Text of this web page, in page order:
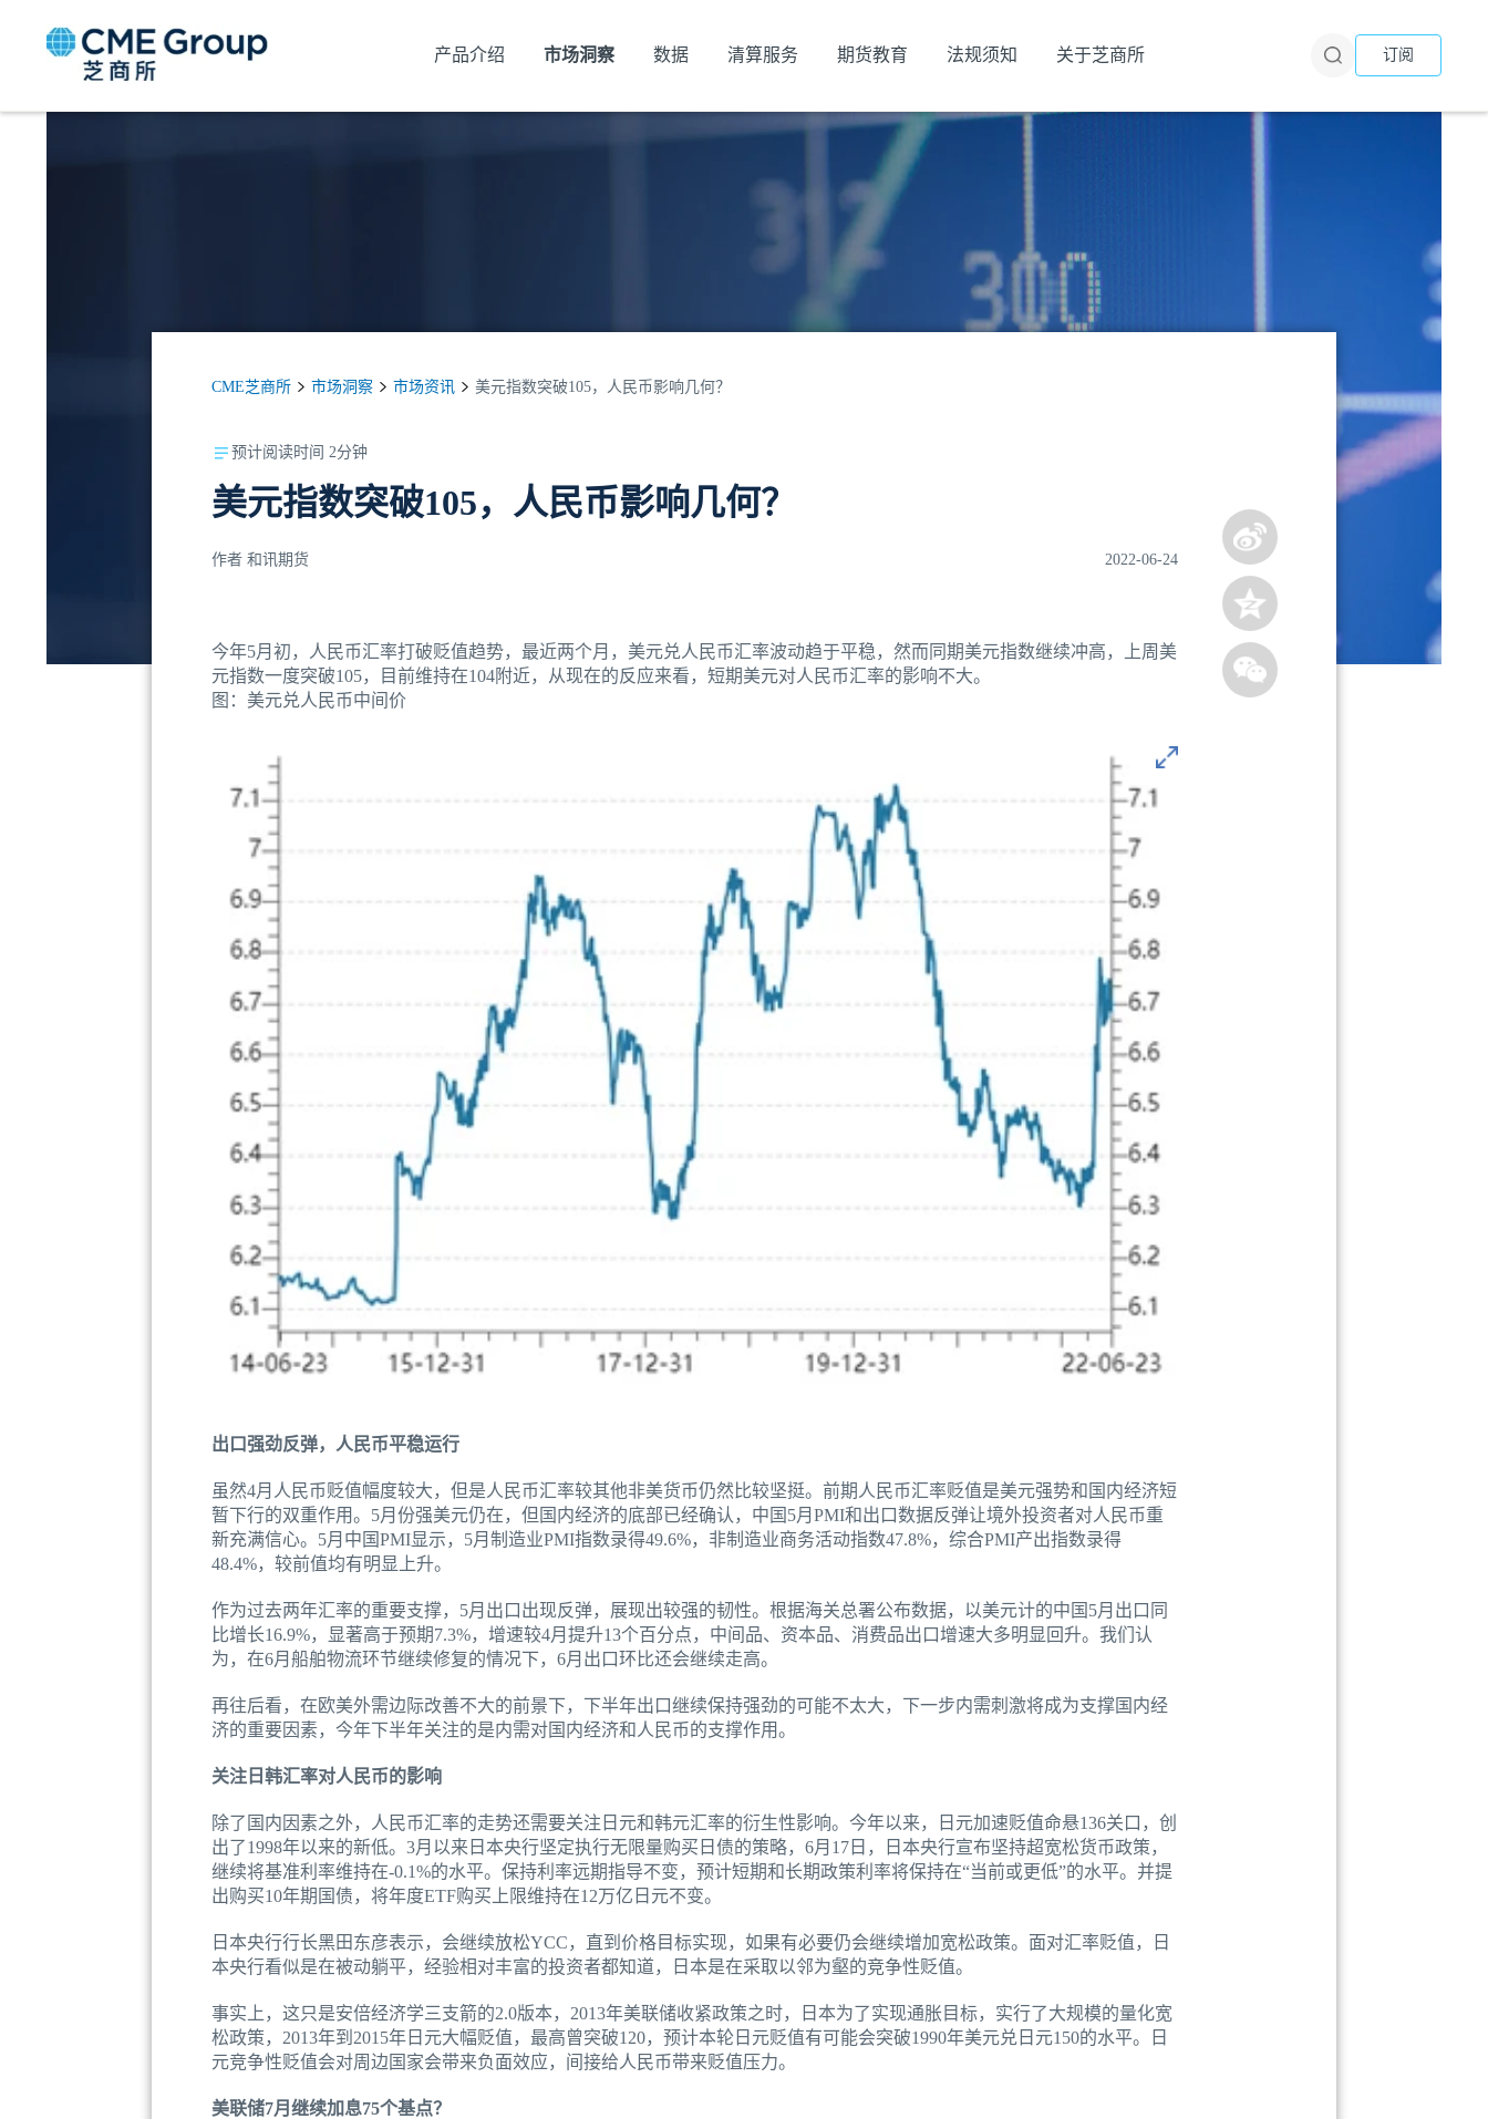
产品介绍 市场洞察 数据 清算服务 期货教育 法规须知 关于芝商所 订阅
CME芝商所 市场洞察 市场资讯 美元指数突破105，人民币影响几何？
预计阅读时间 2分钟
美元指数突破105，人民币影响几何？
作者 和讯期货 2022-06-24
今年5月初，人民币汇率打破贬值趋势，最近两个月，美元兑人民币汇率波动趋于平稳，然而同期美元指数继续冲高，上周美
元指数一度突破105，目前维持在104附近，从现在的反应来看，短期美元对人民币汇率的影响不大。
图：美元兑人民币中间价
出口强劲反弹，人民币平稳运行
虽然4月人民币贬值幅度较大，但是人民币汇率较其他非美货币仍然比较坚挺。前期人民币汇率贬值是美元强势和国内经济短
暂下行的双重作用。5月份强美元仍在，但国内经济的底部已经确认，中国5月PMI和出口数据反弹让境外投资者对人民币重
新充满信心。5月中国PMI显示，5月制造业PMI指数录得49.6%，非制造业商务活动指数47.8%，综合PMI产出指数录得
48.4%，较前值均有明显上升。
作为过去两年汇率的重要支撑，5月出口出现反弹，展现出较强的韧性。根据海关总署公布数据，以美元计的中国5月出口同
比增长16.9%，显著高于预期7.3%，增速较4月提升13个百分点，中间品、资本品、消费品出口增速大多明显回升。我们认
为，在6月船舶物流环节继续修复的情况下，6月出口环比还会继续走高。
再往后看，在欧美外需边际改善不大的前景下，下半年出口继续保持强劲的可能不太大，下一步内需刺激将成为支撑国内经
济的重要因素，今年下半年关注的是内需对国内经济和人民币的支撑作用。
关注日韩汇率对人民币的影响
除了国内因素之外，人民币汇率的走势还需要关注日元和韩元汇率的衍生性影响。今年以来，日元加速贬值命悬136关口，创
出了1998年以来的新低。3月以来日本央行坚定执行无限量购买日债的策略，6月17日，日本央行宣布坚持超宽松货币政策，
继续将基准利率维持在-0.1%的水平。保持利率远期指导不变，预计短期和长期政策利率将保持在“当前或更低”的水平。并提
出购买10年期国债，将年度ETF购买上限维持在12万亿日元不变。
日本央行行长黑田东彦表示，会继续放松YCC，直到价格目标实现，如果有必要仍会继续增加宽松政策。面对汇率贬值，日
本央行看似是在被动躺平，经验相对丰富的投资者都知道，日本是在采取以邻为壑的竞争性贬值。
事实上，这只是安倍经济学三支箭的2.0版本，2013年美联储收紧政策之时，日本为了实现通胀目标，实行了大规模的量化宽
松政策，2013年到2015年日元大幅贬值，最高曾突破120，预计本轮日元贬值有可能会突破1990年美元兑日元150的水平。日
元竞争性贬值会对周边国家会带来负面效应，间接给人民币带来贬值压力。
美联储7月继续加息75个基点？